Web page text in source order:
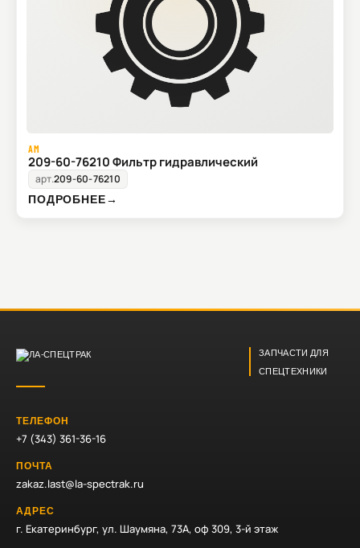
AM
209-60-76210 Фильтр гидравлический
арт.209-60-76210
ПОДРОБНЕЕ→
ЗАПЧАСТИ ДЛЯ
СПЕЦТЕХНИКИ
ТЕЛЕФОН
+7 (343) 361-36-16
ПОЧТА
zakaz.last@la-spectrak.ru
АДРЕС
г. Екатеринбург, ул. Шаумяна, 73А, оф 309, 3-й этаж